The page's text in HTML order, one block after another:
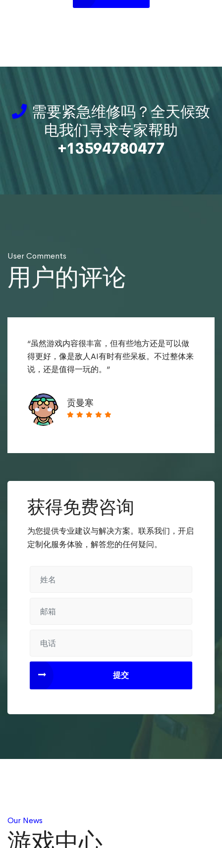
需要紧急维修吗？全天候致
电我们寻求专家帮助
+13594780477
User Comments
用户的评论
“虽然游戏内容很丰富，但有些地方还是可以做
得更好，像是敌人AI有时有些呆板。不过整体来
说，还是值得一玩的。”
贡曼寒
获得免费咨询
为您提供专业建议与解决方案。联系我们，开启
定制化服务体验，解答您的任何疑问。
提交
Our News
游戏中心